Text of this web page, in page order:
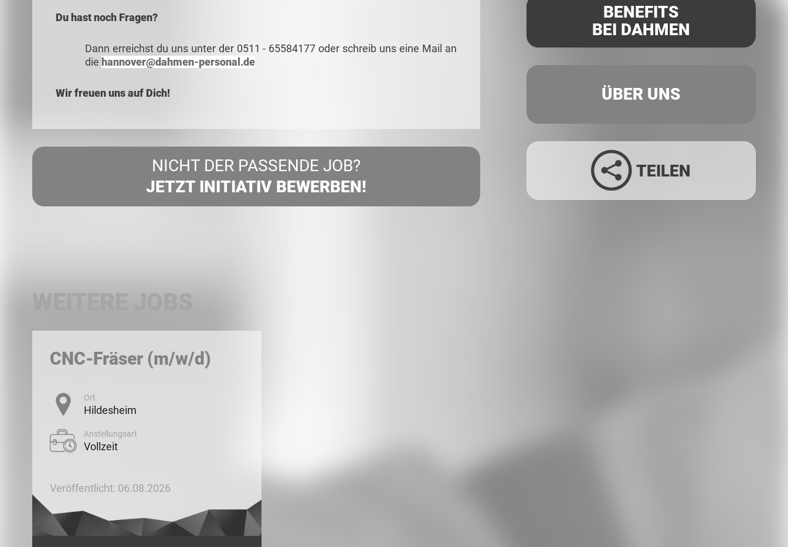
Du hast noch Fragen?
Dann erreichst du uns unter der 0511 - 65584177 oder schreib uns eine Mail an
die hannover@dahmen-personal.de
Wir freuen uns auf Dich!
NICHT DER PASSENDE JOB?
JETZT INITIATIV BEWERBEN!
BENEFITS
BEI DAHMEN
ÜBER UNS
TEILEN
CNC-Fräser (m/w/d)
Ort
Hildesheim
Anstellungsart
Vollzeit
Veröffentlicht: 06.08.2026